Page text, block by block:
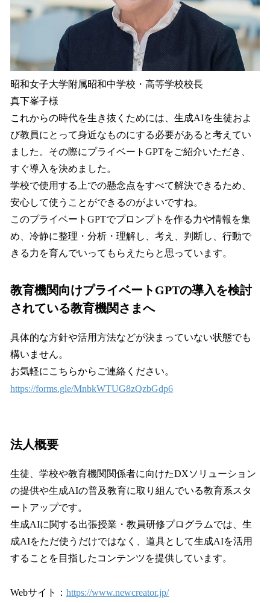
昭和女子大学附属昭和中学校・高等学校校長
真下峯子様
これからの時代を生き抜くためには、生成AIを生徒およ
び教員にとって身近なものにする必要があると考えてい
ました。その際にプライベートGPTをご紹介いただき、
すぐ導入を決めました。
学校で使用する上での懸念点をすべて解決できるため、
安心して使うことができるのがよいですね。
このプライベートGPTでプロンプトを作る力や情報を集
め、冷静に整理・分析・理解し、考え、判断し、行動で
きる力を育んでいってもらえたらと思っています。
教育機関向けプライベートGPTの導入を検討
されている教育機関さまへ
具体的な方針や活用方法などが決まっていない状態でも
構いません。
お気軽にこちらからご連絡ください。
https://forms.gle/MnbkWTUG8zQzbGdp6
法人概要
生徒、学校や教育機関関係者に向けたDXソリューション
の提供や生成AIの普及教育に取り組んでいる教育系スタ
ートアップです。
生成AIに関する出張授業・教員研修プログラムでは、生
成AIをただ使うだけではなく、道具として生成AIを活用
することを目指したコンテンツを提供しています。
Webサイト： https://www.newcreator.jp/